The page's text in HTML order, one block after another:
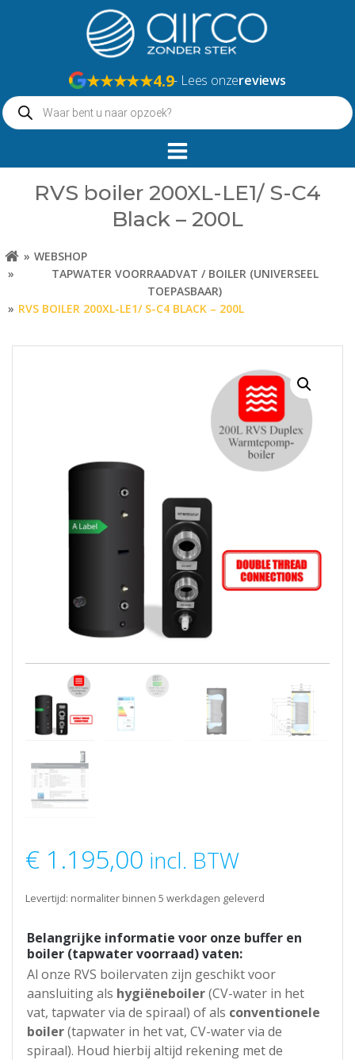
★★★★★4.9- Lees onzereviews
Producten
zoeken
RVS boiler 200XL-LE1/ S-C4
Black – 200L
WEBSHOP
TAPWATER VOORRAADVAT / BOILER (UNIVERSEEL
TOEPASBAAR)
RVS BOILER 200XL-LE1/ S-C4 BLACK – 200L
€ 1.195,00 incl. BTW
Levertijd: normaliter binnen 5 werkdagen geleverd
Belangrijke informatie voor onze buffer en
boiler (tapwater voorraad) vaten:
Al onze RVS boilervaten zijn geschikt voor
aansluiting als hygiëneboiler(CV-water in het
vat, tapwater via de spiraal) of als conventionele
boiler(tapwater in het vat, CV-water via de
spiraal). Houd hierbij altijd rekening met de